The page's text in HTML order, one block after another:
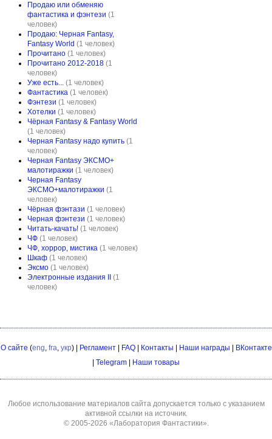
Продаю или обменяю
фантастика и фэнтези (1
человек)
Продаю: Черная Fantasy,
Fantasy World (1 человек)
Прочитано (1 человек)
Прочитано 2012-2018 (1
человек)
Уже есть... (1 человек)
Фантастика (1 человек)
Фэнтези (1 человек)
Хотелки (1 человек)
Чёрная Fantasy & Fantasy World
(1 человек)
Черная Fantasy надо купить (1
человек)
Черная Fantasy ЭКСМО+
малотиражки (1 человек)
Черная Fantasy
ЭКСМО+малотиражки (1
человек)
Чёрная фэнтази (1 человек)
Черная фэнтези (1 человек)
Читать-качать! (1 человек)
ЧФ (1 человек)
ЧФ, хоррор, мистика (1 человек)
Шкаф (1 человек)
Эксмо (1 человек)
Электронные издания II
(1
человек)
О сайте (eng, fra, укр) | Регламент| FAQ| Контакты Наши награды
ВКонтакте
Telegram Наши товары
Любое использование материалов сайта допускается только с указанием
активной ссылки на источник.
© 2005-2026 «Лаборатория Фантастики».